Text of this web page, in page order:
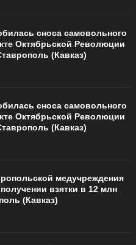
сноса самовольного
Октябрьской Революции
(Кавказ)
сноса самовольного
Октябрьской Революции
(Кавказ)
медучреждения
взятки в 12 млн
(Кавказ)